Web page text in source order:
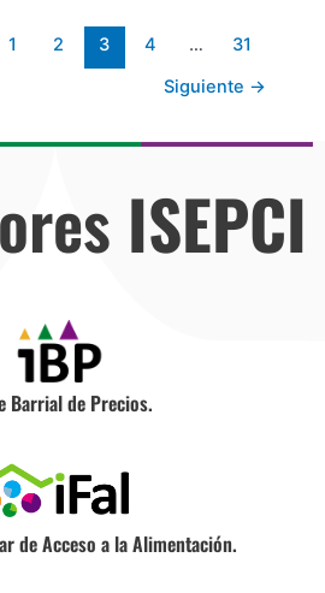
1 2 3 4 …
31
Siguiente →
ISEPCI
Barrial de Precios.
de Acceso a la Alimentación.